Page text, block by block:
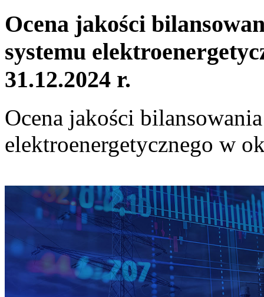
Ocena jakości
systemu
31.12.2024 r.
Ocena jakości
elektroenergetycznego w